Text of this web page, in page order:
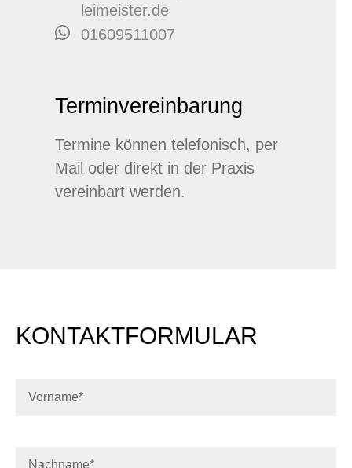
leimeister.de
01609511007
Terminvereinbarung
Termine können telefonisch, per
Mail oder direkt in der Praxis
vereinbart werden.
KONTAKTFORMULAR